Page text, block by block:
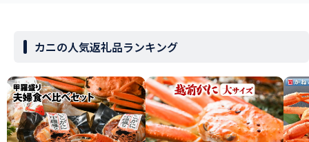
カニの人気返礼品ランキング